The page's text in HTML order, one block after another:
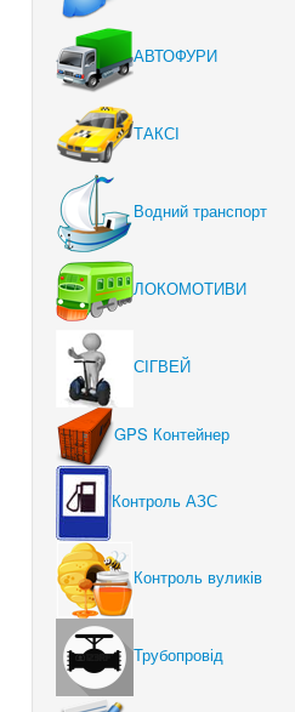
АВТОФУРИ
ТАКСІ
Водний транспорт
ЛОКОМОТИВИ
СІГВЕЙ
GPS Контейнер
Контроль АЗС
Контроль вуликів
Трубопровід